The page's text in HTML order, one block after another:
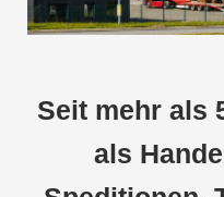
Seit mehr als
als